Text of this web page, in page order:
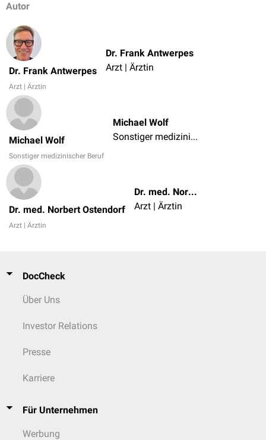
Autor
Dr. Frank Antwerpes
Arzt | Ärztin
Dr. Frank Antwerpes
Arzt | Ärztin
Michael Wolf
Sonstiger medizinischer Beruf
Michael Wolf
Sonstiger medizinischer Beruf
Dr. med. Norbert Ostendorf
Arzt | Ärztin
Dr. med. Norbert Ostendorf
Arzt | Ärztin
DocCheck
Über Uns
Investor Relations
Presse
Karriere
Für Unternehmen
Werbung